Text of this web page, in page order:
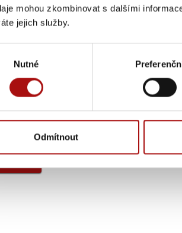
mohou zkombinovat s dalšími
jejich služby.
Nutné
Odmítnout
akcí